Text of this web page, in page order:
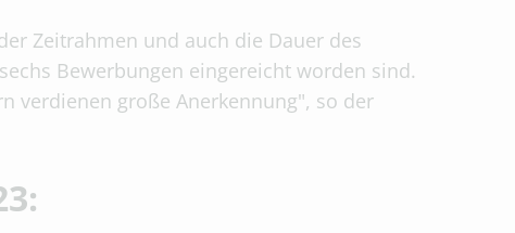
Zeitrahmen und auch die Dauer des
Bewerbungen eingereicht worden sind.
verdienen große Anerkennung", so der